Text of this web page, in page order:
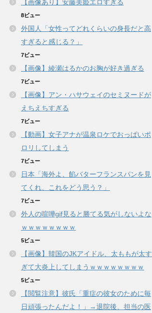
【画像あり】安藤美姫エロすぎる
8ビュー
外国人「女性ってどれくらいの身長だと高
すぎると感じる？」
7ビュー
【画像】綾瀬はるかのお胸が好き過ぎる
7ビュー
【画像】アン・ハサウェイのセミヌードが
えちえちすぎる
7ビュー
【動画】女子アナが温泉ロケでおっぱいポ
ロリしてしまう
7ビュー
日本「海外よ、餡バターフランスパンを見
てくれ、これをどう思う？」
7ビュー
外人の喧嘩gif見ると勝てる気がしないよな
ｗｗｗｗｗｗｗｗ
5ビュー
【画像】韓国のJKアイドル、太ももが太す
ぎて大炎上してしまうｗｗｗｗｗｗｗｗ
5ビュー
【閲覧注意】彼氏「重症の彼女のために毎
日頑張ったんだよ！」→退院後、担当の医